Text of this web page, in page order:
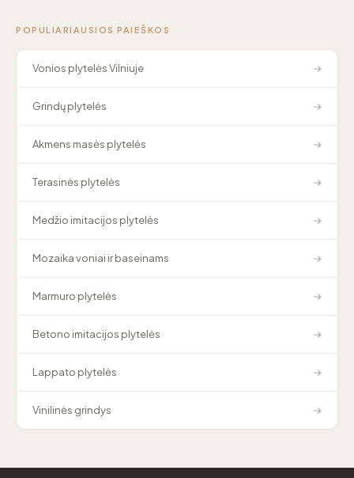
POPULIARIAUSIOS PAIEŠKOS
Vonios plytelės Vilniuje →
Grindų plytelės →
Akmens masės plytelės →
Terasinės plytelės →
Medžio imitacijos plytelės →
Mozaika voniai ir baseinams →
Marmuro plytelės →
Betono imitacijos plytelės →
Lappato plytelės →
Vinilinės grindys →